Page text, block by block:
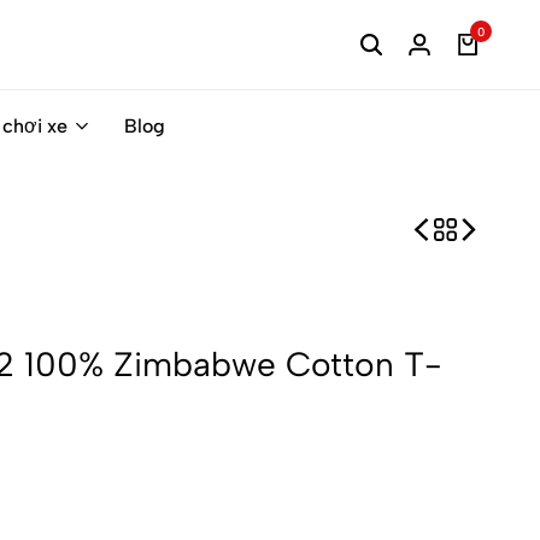
0
xe Blog
100% Zimbabwe Cotton T-